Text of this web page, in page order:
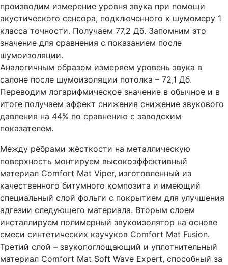
производим измерение уровня звука при помощи
акустического сенсора, подключенного к шумомеру 1
класса точности. Получаем 77,2 Дб. Запомним это
значение для сравнения с показанием после
шумоизоляции.
Аналогичным образом измеряем уровень звука в
салоне после шумоизоляции потолка – 72,1 Дб.
Переводим логарифмическое значение в обычное и в
итоге получаем эффект снижения снижение звукового
давления на 44% по сравнению с заводским
показателем.
Между рёбрами жёсткости на металлическую
поверхность монтируем высокоэффективный
материал Comfort Mat Viper, изготовленный из
качественного битумного композита и имеющий
специальный слой фольги с покрытием для улучшения
адгезии следующего материала. Вторым слоем
инсталлируем полимерный звукоизолятор на основе
смеси синтетических каучуков Comfort Mat Fusion.
Третий слой – звукопоглощающий и уплотнительный
материал Comfort Mat Soft Wave Expert, способный за